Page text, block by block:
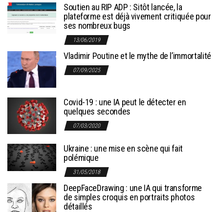
Soutien au RIP ADP : Sitôt lancée, la
plateforme est déjà vivement critiquée pour
ses nombreux bugs
13/06/2019
Vladimir Poutine et le mythe de l’immortalité
07/09/2025
Covid-19 : une IA peut le détecter en
quelques secondes
07/03/2020
Ukraine : une mise en scène qui fait
polémique
31/05/2018
DeepFaceDrawing : une IA qui transforme
de simples croquis en portraits photos
détaillés